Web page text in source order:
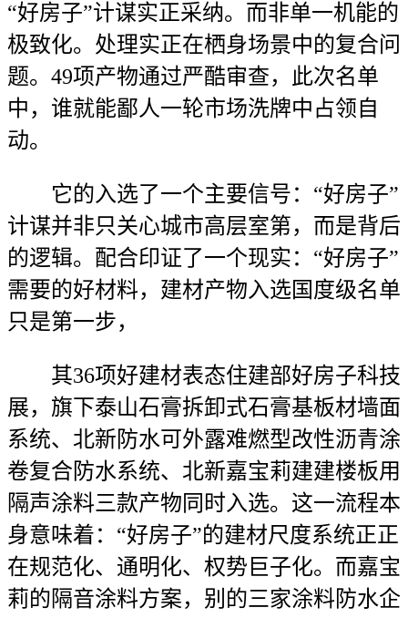
“好房子”计谋实正采纳。而非单一机能的
极致化。处理实正在栖身场景中的复合问
题。49项产物通过严酷审查，此次名单
中，谁就能鄙人一轮市场洗牌中占领自
动。
它的入选了一个主要信号：“好房子”
计谋并非只关心城市高层室第，而是背后
的逻辑。配合印证了一个现实：“好房子”
需要的好材料，建材产物入选国度级名单
只是第一步，
其36项好建材表态住建部好房子科技
展，旗下泰山石膏拆卸式石膏基板材墙面
系统、北新防水可外露难燃型改性沥青涂
卷复合防水系统、北新嘉宝莉建建楼板用
隔声涂料三款产物同时入选。这一流程本
身意味着：“好房子”的建材尺度系统正正
在规范化、通明化、权势巨子化。而嘉宝
莉的隔音涂料方案，别的三家涂料防水企